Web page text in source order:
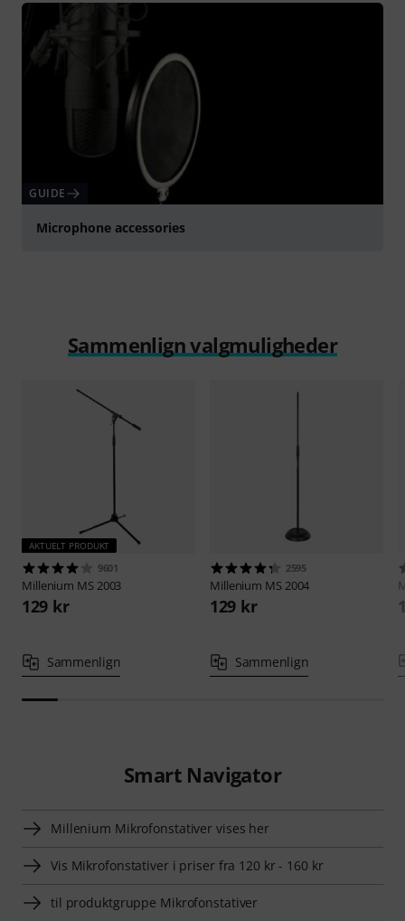
GUIDE
Microphone accessories
Sammenlign valgmuligheder
AKTUELT PRODUKT
9601
Millenium MS 2003
129 kr
Sammenlign
2595
Millenium MS 2004
129 kr
Sammenlign
Smart Navigator
Millenium Mikrofonstativer vises her
Vis Mikrofonstativer i priser fra 120 kr - 160 kr
til produktgruppe Mikrofonstativer